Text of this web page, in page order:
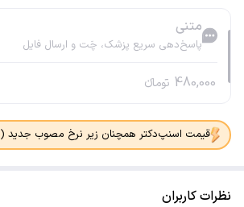
متنی
پاسخ‌دهی سریع پزشک، چَت و ارسال فایل
480,000 تومانء
قیمت اسنپ‌دکتر همچنان زیر نرخ مصوب جدید (۱۴۰۵)
نظرات کاربران